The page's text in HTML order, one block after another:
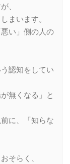
、
まいます。
い」側の人の
認知をしてい
無くなる」と
に、「知らな
そらく、